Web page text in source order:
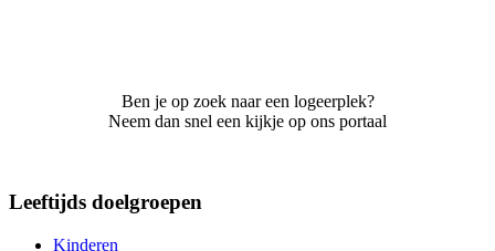
Ben je op zoek naar een logeerplek?
Neem dan snel een kijkje op ons portaal
Leeftijds doelgroepen
Kinderen